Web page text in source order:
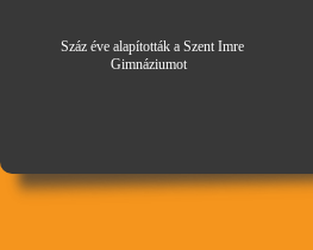
Száz éve alapították a Szent Imre
Gimnáziumot